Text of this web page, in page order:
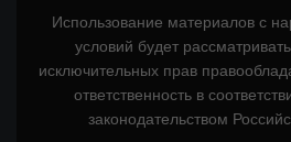
Использование материалов с
условий будет
исключительных прав
ответственность в
законодательством